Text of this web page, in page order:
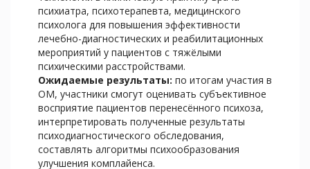
психиатра, психотерапевта, медицинского
психолога для повышения эффективности
лечебно-диагностических и реабилитационных
мероприятий у пациентов с тяжёлыми
психическими расстройствами.
Ожидаемые результаты: по итогам участия в
ОМ, участники смогут оценивать субъективное
восприятие пациентов перенесённого психоза,
интерпретировать полученные результаты
психодиагностического обследования,
составлять алгоритмы психообразования
улучшения комплайенса.